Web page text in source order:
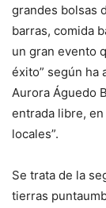
grandes bolsas
barras, comida
un gran evento
éxito” según ha
Aurora Águedo
entrada libre,
locales”.
Se trata de la
tierras